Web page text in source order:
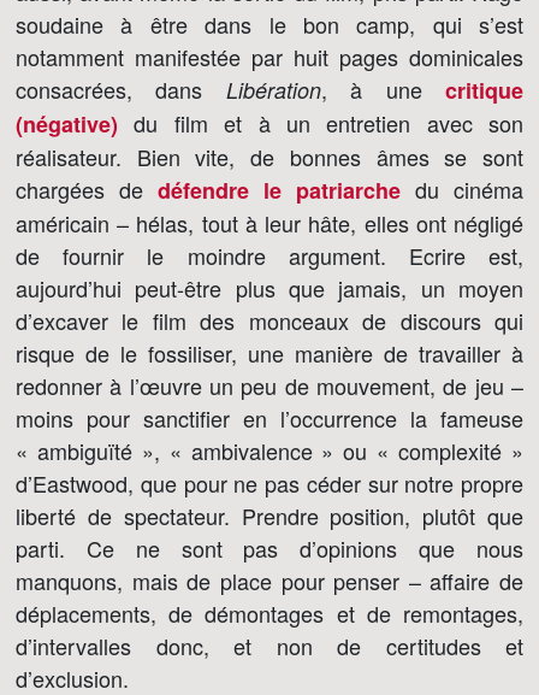
soudaine à être dans le bon camp, qui s’est
notamment manifestée par huit pages dominicales
consacrées, dans Libération, à unecritique
(négative) du film et à un entretien avec son
réalisateur. Bien vite, de bonnes âmes se sont
chargées de défendre le patriarche du cinéma
américain – hélas, tout à leur hâte, elles ont négligé
de fournir le moindre argument. Ecrire est,
aujourd’hui peut-être plus que jamais, un moyen
d’excaver le film des monceaux de discours qui
risque de le fossiliser, une manière de travailler à
redonner à l’œuvre un peu de mouvement, de jeu –
moins pour sanctifier en l’occurrence la fameuse
« ambiguïté », « ambivalence » ou « complexité »
d’Eastwood, que pour ne pas céder sur notre propre
liberté de spectateur. Prendre position, plutôt que
parti. Ce ne sont pas d’opinions que nous
manquons, mais de place pour penser – affaire de
déplacements, de démontages et de remontages,
d’intervalles donc, et non de certitudes et
d’exclusion.